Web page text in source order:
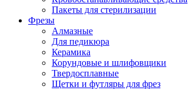
Пакеты для стерилизации
Фрезы
Алмазные
Для педикюра
Керамика
Корундовые и шлифовщики
Твердосплавные
Щетки и футляры для фрез